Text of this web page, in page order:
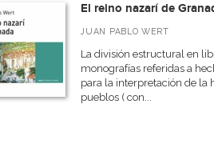
El reino nazarí de
JUAN PABLO WERT
La división estructural en
monografías referidas a
para la interpretación de la
pueblos ( con...